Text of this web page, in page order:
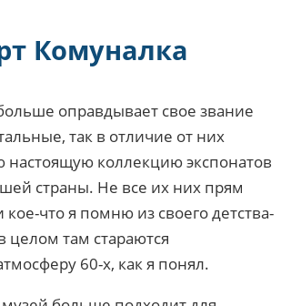
Комуналка
оправдывает свое звание
так в отличие от них
настоящую коллекцию экспонатов
страны. Не все их них прям
кое-что я помню из своего детства-
целом там стараются
60-х, как я понял.